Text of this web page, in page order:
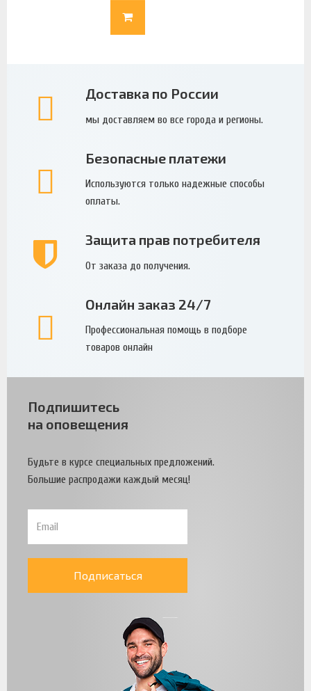
Доставка по России
мы доставляем во все города и регионы.
Безопасные платежи
Используются только надежные способы
оплаты.
Защита прав потребителя
От заказа до получения.
Онлайн заказ 24/7
Профессиональная помощь в подборе
товаров онлайн
Подпишитесь
на оповещения
Будьте в курсе специальных предложений.
Большие распродажи каждый месяц!
Подписаться